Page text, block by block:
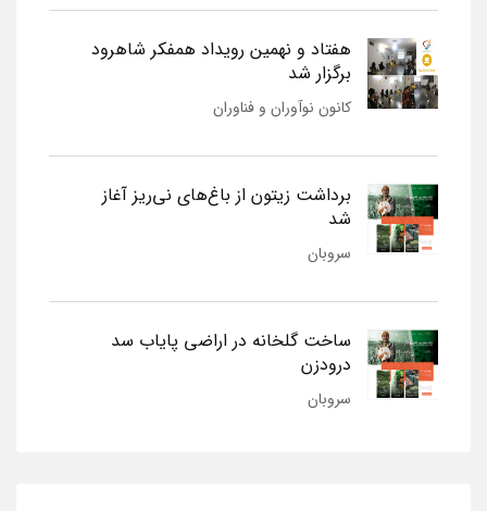
هفتاد و نهمین رویداد همفکر شاهرود
برگزار شد
کانون نوآوران و فناوران
برداشت زیتون از باغ‌های نی‌ریز آغاز
شد
سروبان
ساخت گلخانه در اراضی پایاب سد
درودزن
سروبان